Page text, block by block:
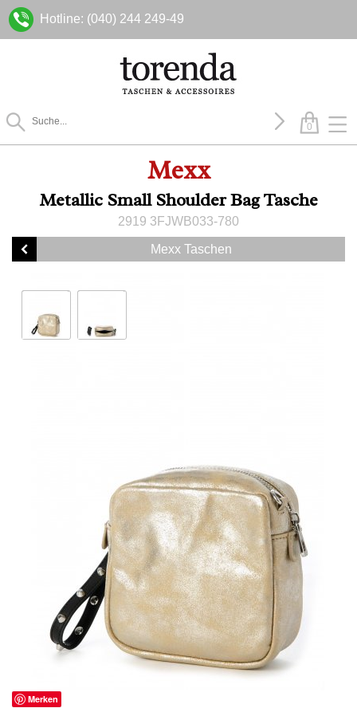
Hotline: (040) 244 249-49
0
Mexx
Metallic Small Shoulder Bag Tasche
2919 3FJWB033-780
Mexx Taschen
Merken